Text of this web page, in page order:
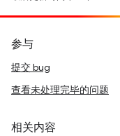
参与
提交 bug
查看未处理完毕的问题
相关内容